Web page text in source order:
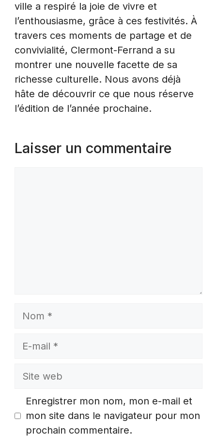
ville a respiré la joie de vivre et
l’enthousiasme, grâce à ces festivités. À
travers ces moments de partage et de
convivialité, Clermont-Ferrand a su
montrer une nouvelle facette de sa
richesse culturelle. Nous avons déjà
hâte de découvrir ce que nous réserve
l’édition de l’année prochaine.
Laisser un commentaire
Nom
E-
Site
Enregistrer mon nom, mon e-mail et
mon site dans le navigateur pour mon
prochain commentaire.